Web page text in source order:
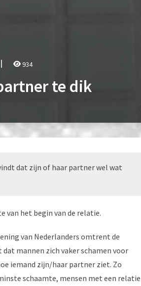
934
te dik
dat zijn of haar partner wel wat
van het begin van de relatie.
van Nederlanders omtrent de
mannen zich vaker schamen voor
iemand zijn/haar partner ziet. Zo
schaamte, mensen met een relatie